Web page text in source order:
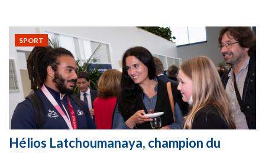
SPORT
Hélios Latchoumanaya, champion du